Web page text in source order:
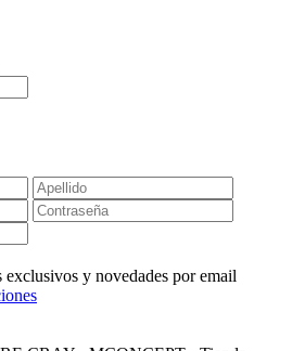
y novedades por email